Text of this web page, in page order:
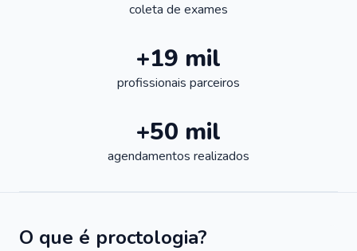
coleta de exames
+19 mil
profissionais parceiros
+50 mil
agendamentos realizados
O que é proctologia?